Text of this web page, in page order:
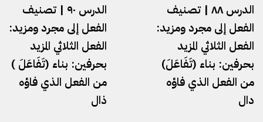
الدرس ٨٨ | تصنيف
الفعل إلى مجرد ومزيد:
الفعل الثلاثي المزيد
بحرفين: بناء (تَفَاعَلَ)
من الفعل الذي فاؤه
دال
الدرس ٩٠ | تصنيف
الفعل إلى مجرد ومزيد:
الفعل الثلاثي المزيد
بحرفين: بناء (تَفَاعَلَ )
من الفعل الذي فاؤه
ذال